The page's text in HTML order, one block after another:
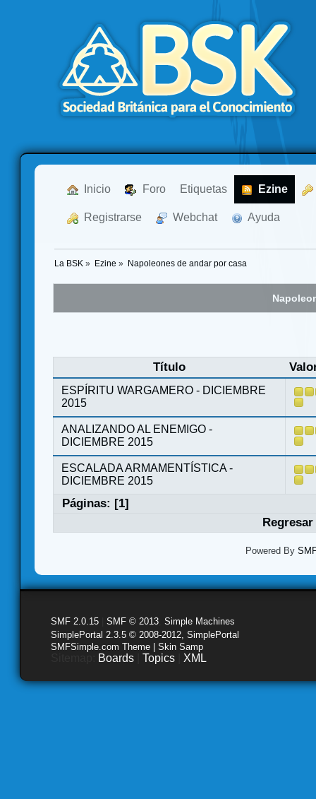
Inicio Foro Etiquetas Ezine
Registrarse Webchat Ayuda
La BSK » Ezine » Napoleones de andar por casa
Título
ESPÍRITU WARGAMERO - DICIEMBRE
2015
ANALIZANDO AL ENEMIGO -
DICIEMBRE 2015
ESCALADA ARMAMENTÍSTICA -
DICIEMBRE 2015
Páginas: [1]
Powered By
SMF 2.0.15 SMF © 2013 Simple Machines
SimplePortal 2.3.5 © 2008-2012, SimplePortal
SMFSimple.com Theme | Skin Samp
Boards Topics XML